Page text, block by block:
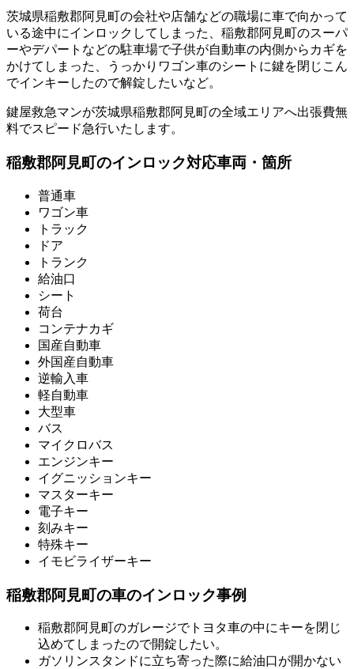
茨城県稲敷郡阿見町の会社や店舗などの職場に車で向かって
いる途中にインロックしてしまった、稲敷郡阿見町のスーパ
ーやデパートなどの駐車場で子供が自動車の内側からカギを
かけてしまった、うっかりワゴン車のシートに鍵を閉じこん
でインキーしたので解錠したいなど。
鍵屋救急マンが茨城県稲敷郡阿見町の全域エリアへ出張費無
料でスピード急行いたします。
稲敷郡阿見町のインロック対応車両・箇所
普通車
ワゴン車
トラック
ドア
トランク
給油口
シート
荷台
コンテナカギ
国産自動車
外国産自動車
逆輸入車
軽自動車
大型車
バス
マイクロバス
エンジンキー
イグニッションキー
マスターキー
電子キー
刻みキー
特殊キー
イモビライザーキー
稲敷郡阿見町の車のインロック事例
稲敷郡阿見町のガレージでトヨタ車の中にキーを閉じ
込めてしまったので開錠したい。
ガソリンスタンドに立ち寄った際に給油口が開かない